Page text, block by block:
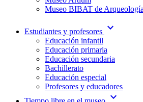
Museo BIBAT de
Estudiantes y profesores expand_more
Educación infantil
Educación primaria
Educación secundaria
Bachillerato
Educación especial
Profesores y educadores
expand_more